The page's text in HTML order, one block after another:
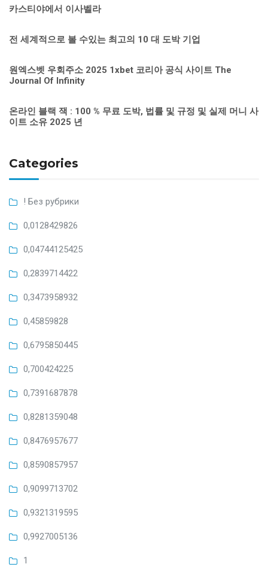
카스티야에서 이사벨라
전 세계적으로 볼 수있는 최고의 10 대 도박 기업
원엑스벳 우회주소 2025 1xbet 코리아 공식 사이트 The
Journal Of Infinity
온라인 블랙 잭 : 100 % 무료 도박, 법률 및 규정 및 실제 머니 사
이트 소유 2025 년
Categories
! Без рубрики
0,0128429826
0,04744125425
0,2839714422
0,3473958932
0,45859828
0,6795850445
0,700424225
0,7391687878
0,8281359048
0,8476957677
0,8590857957
0,9099713702
0,9321319595
0,9927005136
1